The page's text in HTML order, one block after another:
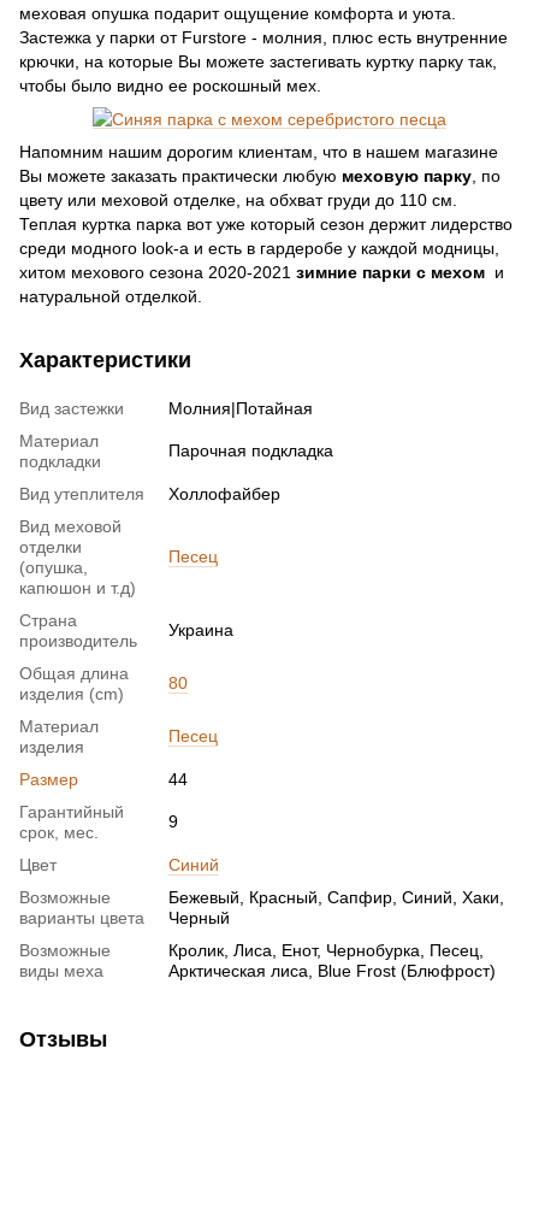
меховая опушка подарит ощущение комфорта и уюта.
Застежка у парки от Furstore - молния, плюс есть внутренние
крючки, на которые Вы можете застегивать куртку парку так,
чтобы было видно ее роскошный мех.
Напомним нашим дорогим клиентам, что в нашем магазине
Вы можете заказать практически любую меховую парку, по
цвету или меховой отделке, на обхват груди до 110 см.
Теплая куртка парка вот уже который сезон держит лидерство
среди модного look-а и есть в гардеробе у каждой модницы,
хитом мехового сезона 2020-2021 зимние парки с мехом и
натуральной отделкой.
Характеристики
Вид застежки
Молния|Потайная
Материал
подкладки
Парочная подкладка
Вид утеплителя
Холлофайбер
Вид меховой
отделки
(опушка,
капюшон и т.д)
Песец
Страна
производитель
Украина
Общая длина
изделия (cm)
80
Материал
изделия
Песец
Размер
44
Гарантийный
срок, мес.
9
Цвет
Синий
Возможные
варианты цвета
Бежевый, Красный, Сапфир, Синий, Хаки,
Черный
Возможные
виды меха
Кролик, Лиса, Енот, Чернобурка, Песец,
Арктическая лиса, Blue Frost (Блюфрост)
Отзывы